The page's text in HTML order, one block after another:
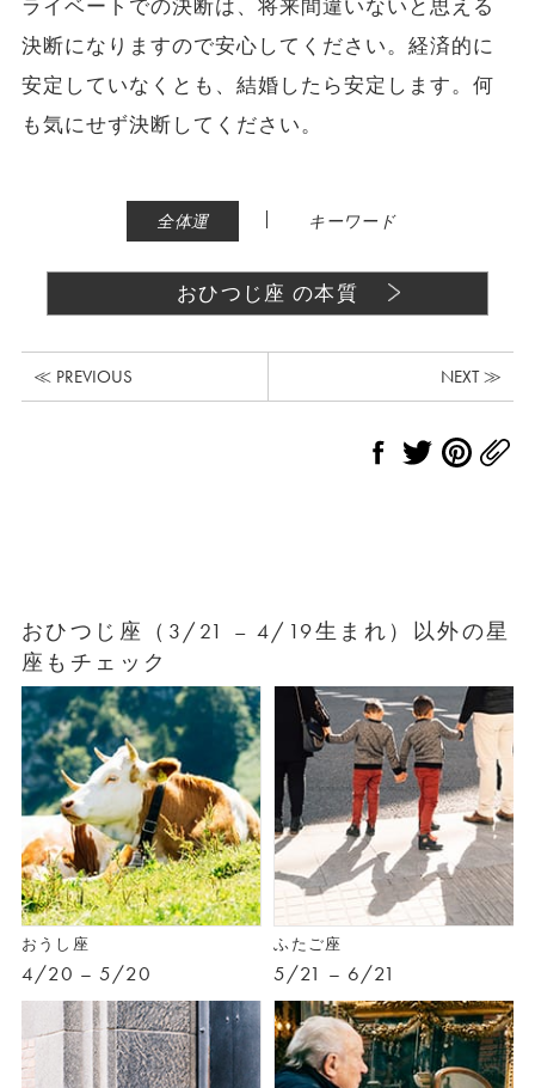
ライベートでの決断は、将来間違いないと思える
決断になりますので安心してください。経済的に
安定していなくとも、結婚したら安定します。何
も気にせず決断してください。
全体運 | キーワード
おひつじ座 の本質
≪ PREVIOUS NEXT ≫
おひつじ座（3/21 – 4/19生まれ）以外の星
座もチェック
おうし座
4/20 – 5/20
ふたご座
5/21 – 6/21